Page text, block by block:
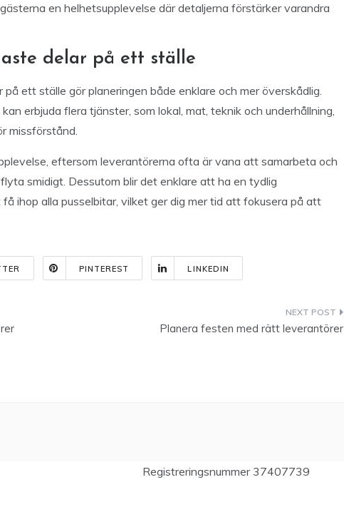
en helhetsupplevelse där detaljerna förstärker varandra
delar på ett ställe
ett ställe gör planeringen både enklare och mer överskådlig.
erbjuda flera tjänster, som lokal, mat, teknik och underhållning,
missförstånd.
eftersom leverantörerna ofta är vana att samarbeta och
smidigt. Dessutom blir det enklare att ha en tydlig
ihop alla pusselbitar, vilket ger dig mer tid att fokusera på att
PINTEREST LINKEDIN
Planera festen med rätt leverantörer
Registreringsnummer 37407739